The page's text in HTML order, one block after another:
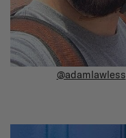
@adamlawless